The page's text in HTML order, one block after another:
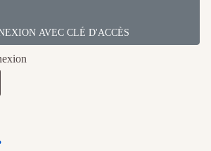
AVEC CLÉ D'ACCÈS